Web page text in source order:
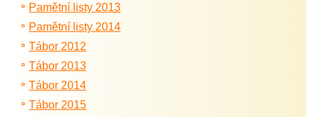
Pamětní listy 2013
Pamětní listy 2014
Tábor 2012
Tábor 2013
Tábor 2014
Tábor 2015